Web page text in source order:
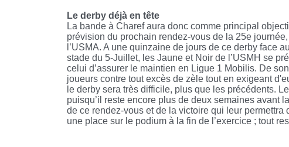
Le derby déjà en tête
La bande à Charef aura donc comme principal
prévision du prochain rendez-vous de la 25e
l’USMA. A une quinzaine de jours de ce derby face
stade du 5-Juillet, les Jaune et Noir de l’USMH se
celui d’assurer le maintien en Ligue 1 Mobilis. De
joueurs contre tout excès de zèle tout en exigeant
le derby sera très difficile, plus que les précédents.
puisqu’il reste encore plus de deux semaines avant
de ce rendez-vous et de la victoire qui leur
une place sur le podium à la fin de l’exercice ; tout